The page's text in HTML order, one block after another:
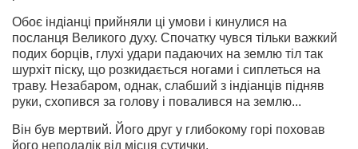
Обоє індіанці прийняли ці умови і кинулися на
посланця Великого духу. Спочатку чувся тільки важкий
подих борців, глухі удари падаючих на землю тіл так
шурхіт піску, що розкидається ногами і сиплеться на
траву. Незабаром, однак, слабший з індіанців підняв
руки, схопився за голову і повалився на землю...
Він був мертвий. Його друг у глибокому горі поховав
його неподалік від місця сутички.